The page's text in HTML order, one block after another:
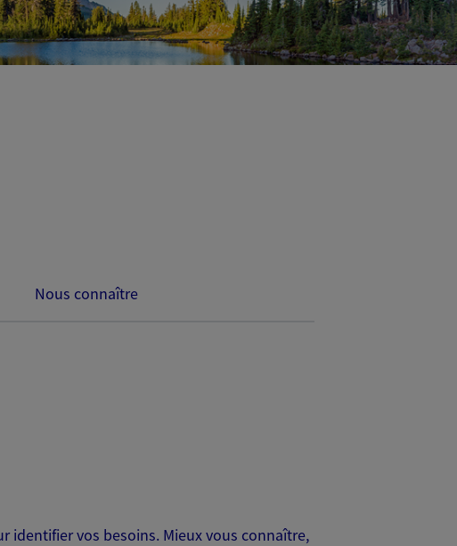
Nous connaître
identifier vos besoins. Mieux vous connaître,